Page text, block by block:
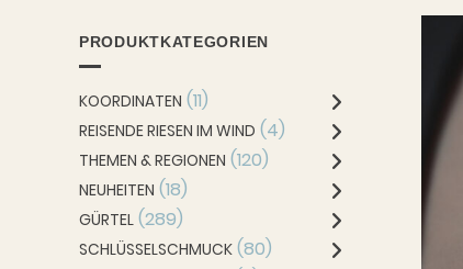
finden wie Siegelringe mit individueller Gravur.
Hier findest Du eine erste Auswahl and
besonderen Wunsch hast schreib uns gerne!
PRODUKTKATEGORIEN
KOORDINATEN (11)
REISENDE RIESEN IM WIND (4)
THEMEN & REGIONEN (120)
NEUHEITEN (18)
GÜRTEL (289)
SCHLÜSSELSCHMUCK (80)